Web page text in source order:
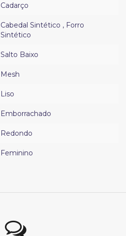
Cadarço
Cabedal Sintético , Forro
Sintético
Salto Baixo
Mesh
Liso
Emborrachado
Redondo
Feminino